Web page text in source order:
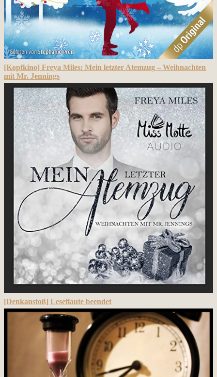
[Kopfkino] Freya Miles: Mein letzter Atemzug – Weihnachten
mit Mr. Jennings
[Denkanstoß] Leseflaute beendet